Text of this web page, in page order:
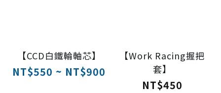
【CCD白鐵輪軸芯】
NT$550 ~ NT$900
【Work Racing握把
套】
NT$450